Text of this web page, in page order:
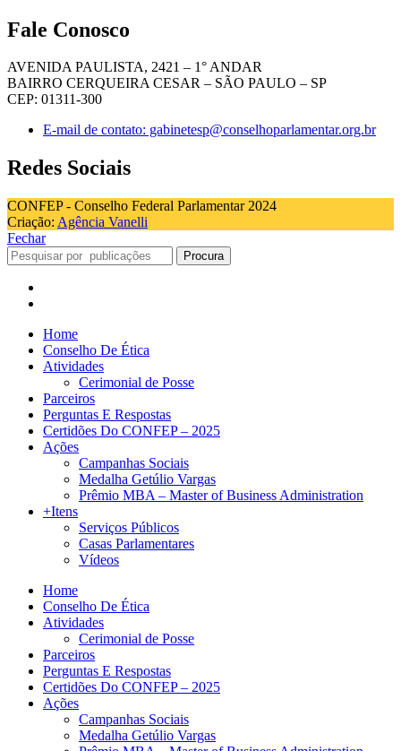
Fale Conosco
AVENIDA PAULISTA, 2421 – 1° ANDAR
BAIRRO CERQUEIRA CESAR – SÃO PAULO – SP
CEP: 01311-300
E-mail de contato: gabinetesp@conselhoparlamentar.org.br
Redes Sociais
CONFEP - Conselho Federal Parlamentar 2024
Criação: Agência Vanelli
Fechar
Procura
Home
Conselho De Ética
Atividades
Cerimonial de Posse
Parceiros
Perguntas E Respostas
Certidões Do CONFEP – 2025
Ações
Campanhas Sociais
Medalha Getúlio Vargas
Prêmio MBA – Master of Business Administration
+Itens
Serviços Públicos
Casas Parlamentares
Vídeos
Home
Conselho De Ética
Atividades
Cerimonial de Posse
Parceiros
Perguntas E Respostas
Certidões Do CONFEP – 2025
Ações
Campanhas Sociais
Medalha Getúlio Vargas